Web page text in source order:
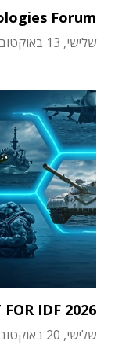
Forum
שלישי, 13 באוקטובר 2026
FOR IDF 2026
שלישי, 20 באוקטובר 2026